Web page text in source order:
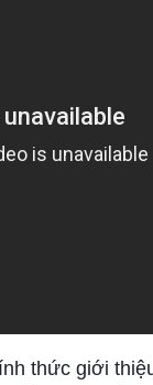
thức giới